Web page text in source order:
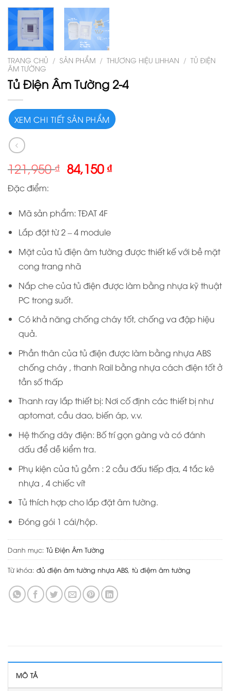
TRANG CHỦ / SẢN PHẨM / THƯƠNG HIỆU LIHHAN / TỦ ĐIỆN
ÂM TƯỜNG
Tủ Điện Âm Tường 2-4
XEM CHI TIẾT SẢN PHẨM
121,950₫ 84,150₫
Đặc điểm:
Mã sản phẩm: TĐAT 4F
Lắp đặt từ 2 – 4 module
Mặt của tủ điện âm tường được thiết kế với bề mặt
cong trang nhã
Nắp che của tủ điện được làm bằng nhựa kỹ thuật
PC trong suốt.
Có khả năng chống cháy tốt, chống va đập hiệu
quả.
Phần thân của tủ điện được làm bằng nhựa ABS
chống cháy , thanh Rail bằng nhựa cách điện tốt ở
tần số thấp
Thanh ray lắp thiết bị: Nơi cố định các thiết bị như
aptomat, cầu dao, biến áp, v.v.
Hệ thống dây điện: Bố trí gọn gàng và có đánh
dấu để dễ kiểm tra.
Phụ kiện của tủ gồm : 2 cầu đấu tiếp địa, 4 tắc kê
nhựa , 4 chiếc vít
Tủ thích hợp cho lắp đặt âm tường.
Đóng gói 1 cái/hộp.
Danh mục: Tủ Điện Âm Tường
Từ khóa: đủ điện âm tường nhựa ABS tù điệm âm tường
MÔ TẢ